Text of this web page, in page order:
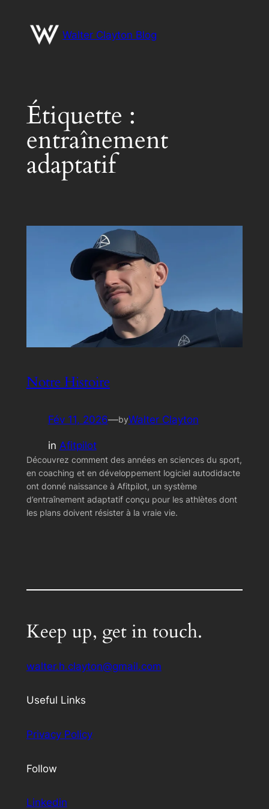
contenu
Walter Clayton Blog
Étiquette :
entraînement
adaptatif
Notre Histoire
Fév 11, 2026—byWalter Clayton
in Afitpilot
Découvrez comment des années en sciences du sport,
en coaching et en développement logiciel autodidacte
ont donné naissance à Afitpilot, un système
d’entraînement adaptatif conçu pour les athlètes dont
les plans doivent résister à la vraie vie.
Keep up, get in touch.
walter.h.clayton@gmail.com
Useful Links
Privacy Policy
Follow
Linkedin